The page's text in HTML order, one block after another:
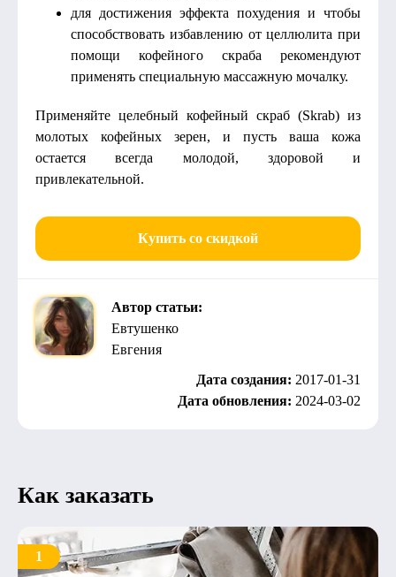
для достижения эффекта похудения и чтобы
способствовать избавлению от целлюлита при
помощи кофейного скраба рекомендуют
применять специальную массажную мочалку.
Применяйте целебный кофейный скраб (Skrab) из
молотых кофейных зерен, и пусть ваша кожа
остается всегда молодой, здоровой и
привлекательной.
Купить со скидкой
Автор статьи:
Евтушенко
Евгения
Дата создания: 2017-01-31
Дата обновления: 2024-03-02
Как заказать
1